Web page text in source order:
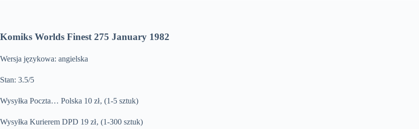
Komiks Worlds Finest 275 January 1982
Wersja językowa: angielska
Stan: 3.5/5
Wysyłka Poczta… Polska 10 zł‚ (1-5 sztuk)
Wysyłka Kurierem DPD 19 zł‚ (1-300 sztuk)